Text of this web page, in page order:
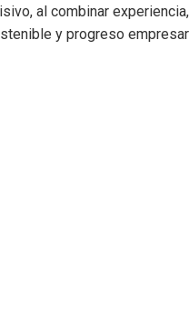
al combinar
y progreso